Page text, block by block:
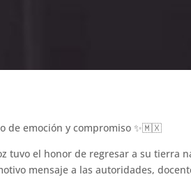
de emoción y compromiso ✨🇲🇽
tuvo el honor de regresar a su tierra
mensaje a las autoridades,